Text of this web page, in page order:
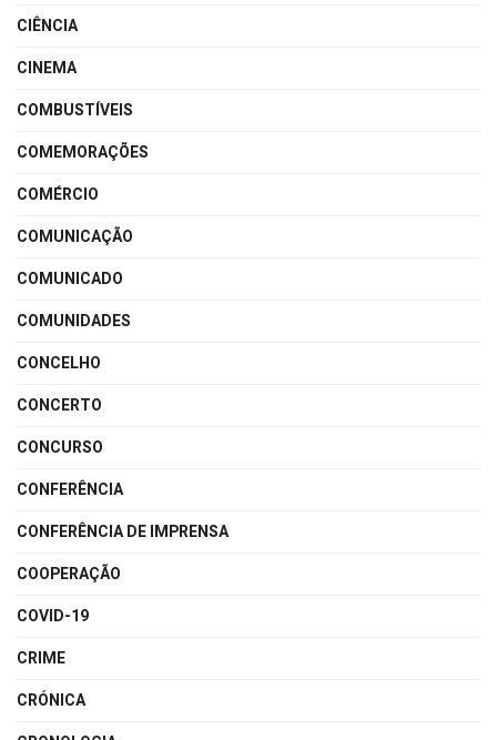
CIÊNCIA
CINEMA
COMBUSTÍVEIS
COMEMORAÇÕES
COMÉRCIO
COMUNICAÇÃO
COMUNICADO
COMUNIDADES
CONCELHO
CONCERTO
CONCURSO
CONFERÊNCIA
CONFERÊNCIA DE IMPRENSA
COOPERAÇÃO
COVID-19
CRIME
CRÓNICA